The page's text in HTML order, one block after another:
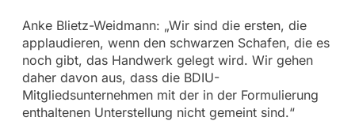
Anke Blietz-Weidmann: „Wir sind die ersten, die
applaudieren, wenn den schwarzen Schafen, die es
noch gibt, das Handwerk gelegt wird. Wir gehen
daher davon aus, dass die BDIU-
Mitgliedsunternehmen mit der in der Formulierung
enthaltenen Unterstellung nicht gemeint sind.“